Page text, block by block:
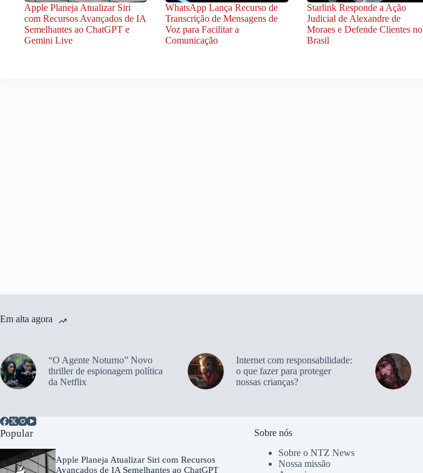
Apple Planeja Atualizar Siri
com Recursos Avançados de IA
Semelhantes ao ChatGPT e
Gemini Live
WhatsApp Lança Recurso de
Transcrição de Mensagens de
Voz para Facilitar a
Comunicação
Starlink Responde a Ação
Judicial de Alexandre de
Moraes e Defende Clientes no
Brasil
Em alta agora
“O Agente Noturno” Novo
thriller de espionagem política
da Netflix
Internet com responsabilidade:
o que fazer para proteger
nossas crianças?
Popular
Apple Planeja Atualizar Siri com Recursos
Avançados de IA Semelhantes ao ChatGPT
Sobre nós
Sobre o NTZ News
Nossa missão